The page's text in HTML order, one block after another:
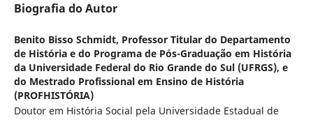
Biografia do Autor
Benito Bisso Schmidt, Professor Titular do Departamento
de História e do Programa de Pós-Graduação em História
da Universidade Federal do Rio Grande do Sul (UFRGS), e
do Mestrado Profissional em Ensino de História
(PROFHISTÓRIA)
Doutor em História Social pela Universidade Estadual de